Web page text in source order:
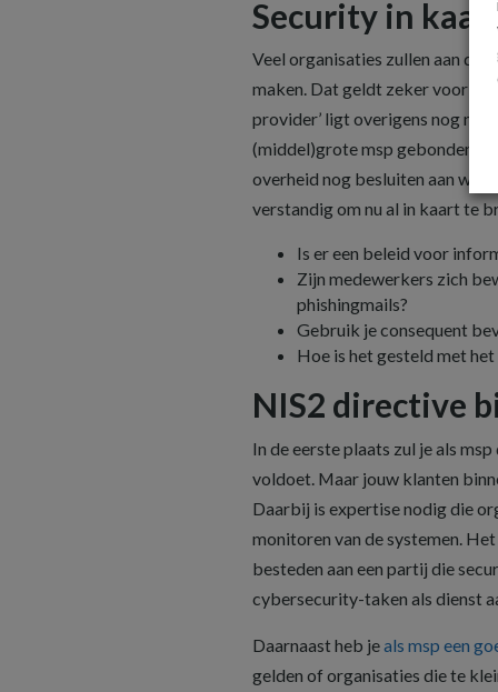
Security in
Veel organisaties zullen aan de
maken. Dat geldt zeker voor
provider’ ligt overigens nog niet
(middel)grote msp gebonden
overheid nog besluiten aan
verstandig om nu al in kaart te
Is er een beleid voor
Zijn medewerkers zich
phishingmails?
Gebruik je consequent
Hoe is het gesteld met
NIS2 directive
In de eerste plaats zul je als
voldoet. Maar jouw klanten
Daarbij is expertise nodig die
monitoren van de systemen.
besteden aan een partij die
cybersecurity-taken als dienst
Daarnaast heb jeals msp een
gelden of organisaties die te